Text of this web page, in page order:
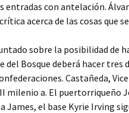
entradas con antelación.
acerca de las cosas que
sobre la posibilidad de
del Bosque deberá hacer
Castañeda,
milenio a. El puertorriqueño
James, el base Kyrie Irving